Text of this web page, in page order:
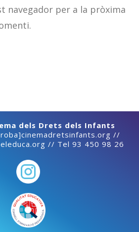
navegador per a la pròxima
dels Drets dels Infants
//
// Tel 93 450 98 26